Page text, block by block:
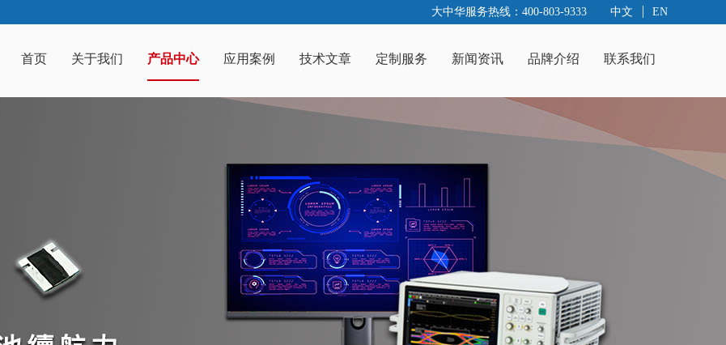
大中华服务热线：400-803-9333 中文 EN
首页 关于我们 产品中心 应用案例 技术文章 定制服务 新闻资讯 品牌介绍 联系我们